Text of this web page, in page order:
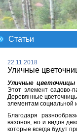
Статьи
22.11.2018
Уличные
Уличные цветочницы
Этот элемент садово-
Деревянные
элементам социальной
Благодаря
вазонов, но и видов
которые всегда будут